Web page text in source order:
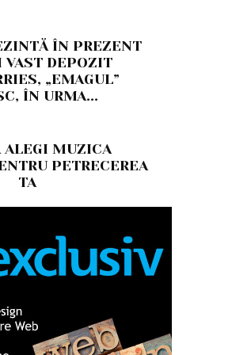
ÎN PREZENT
VAST DEPOZIT
„EMAGUL”
ÎN URMA...
ALEGI MUZICA
PETRECEREA
TA